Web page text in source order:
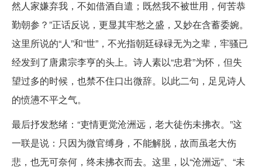
然人家嫌弃我，不如借酒自遣；既然我不被世用，何苦恭
勤朝参？”正话反说，更显其牢愁之盛，又妙在含蓄委婉。
这里所说的“人”和“世”，不光指朝廷碌碌无为之辈，牢骚已
经发到了唐肃宗李亨的头上。诗人素以“忠君”为怀，但失
望过多的时候，也禁不住口出微辞。以此二句，足见诗人
的愤懑不平之气。
最后抒发愁绪：“吏情更觉沧洲远，老大徒伤未拂衣。”这
一联是说：只因为微官缚身，不能解脱，故而虽老大伤
悲，也无可奈何，终未拂衣而去。这里，以“沧洲远”、“未